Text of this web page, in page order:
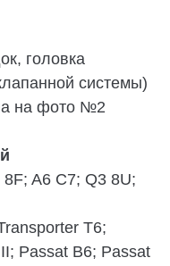
головка
системы)
на фото №2
A6 C7; Q3 8U;
T6;
Passat B6; Passat